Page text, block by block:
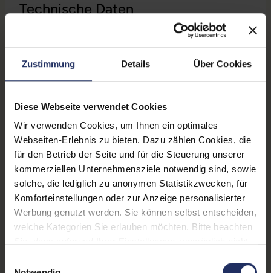
Zustimmung Details Über Cookies
Diese Webseite verwendet Cookies
Wir verwenden Cookies, um Ihnen ein optimales
Webseiten-Erlebnis zu bieten. Dazu zählen Cookies, die
für den Betrieb der Seite und für die Steuerung unserer
kommerziellen Unternehmensziele notwendig sind, sowie
solche, die lediglich zu anonymen Statistikzwecken, für
Komforteinstellungen oder zur Anzeige personalisierter
Werbung genutzt werden. Sie können selbst entscheiden,
welche Kategorien Sie erlauben möchten. Bitte beachten
Weitere Informationen finden Sie in
Technische Daten
Grading: Gut
Displayauflösung: 1920 x 1080 FHD
Displayart: Mattes Display
Prozessor:
Intel Core i5 10310U @ 1,7
GHz
CPU Generation: 10
Prozessorkerne: 10
Datenspeicher: 500 GB SSD